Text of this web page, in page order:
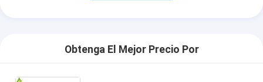
Obtenga El Mejor Precio Por